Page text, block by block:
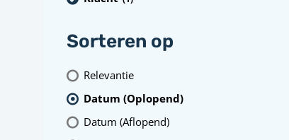
Sorteren op
Relevantie
Datum (Oplopend)
Datum (Aflopend)